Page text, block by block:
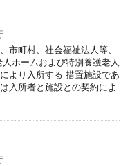
市町村、社会福祉法人等、
ホームおよび特別養護老人
より入所する 措置施設であ
入所者と施設との契約によ